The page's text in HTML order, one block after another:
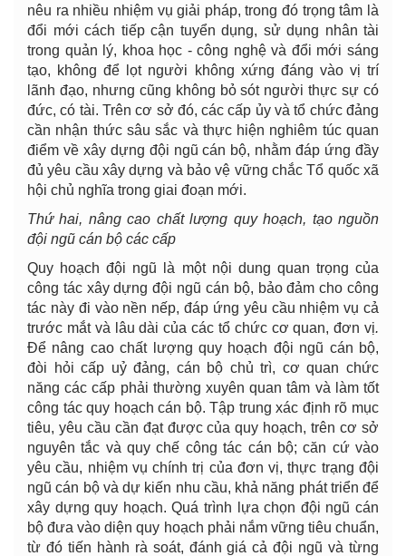
nêu ra nhiều nhiệm vụ giải pháp, trong đó trọng tâm là
đổi mới cách tiếp cận tuyển dụng, sử dụng nhân tài
trong quản lý, khoa học - công nghệ và đổi mới sáng
tạo, không để lọt người không xứng đáng vào vị trí
lãnh đạo, nhưng cũng không bỏ sót người thực sự có
đức, có tài. Trên cơ sở đó, các cấp ủy và tổ chức đảng
cần nhận thức sâu sắc và thực hiện nghiêm túc quan
điểm về xây dựng đội ngũ cán bộ, nhằm đáp ứng đầy
đủ yêu cầu xây dựng và bảo vệ vững chắc Tổ quốc xã
hội chủ nghĩa trong giai đoạn mới.
Thứ hai, nâng cao chất lượng quy hoạch, tạo nguồn
đội ngũ cán bộ các cấp
Quy hoạch đội ngũ là một nội dung quan trọng của
công tác xây dựng đội ngũ cán bộ, bảo đảm cho công
tác này đi vào nền nếp, đáp ứng yêu cầu nhiệm vụ cả
trước mắt và lâu dài của các tổ chức cơ quan, đơn vị.
Để nâng cao chất lượng quy hoạch đội ngũ cán bộ,
đòi hỏi cấp uỷ đảng, cán bộ chủ trì, cơ quan chức
năng các cấp phải thường xuyên quan tâm và làm tốt
công tác quy hoạch cán bộ. Tập trung xác định rõ mục
tiêu, yêu cầu cần đạt được của quy hoạch, trên cơ sở
nguyên tắc và quy chế công tác cán bộ; căn cứ vào
yêu cầu, nhiệm vụ chính trị của đơn vị, thực trạng đội
ngũ cán bộ và dự kiến nhu cầu, khả năng phát triển để
xây dựng quy hoạch. Quá trình lựa chọn đội ngũ cán
bộ đưa vào diện quy hoạch phải nắm vững tiêu chuẩn,
từ đó tiến hành rà soát, đánh giá cả đội ngũ và từng